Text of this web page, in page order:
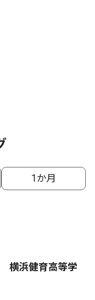
1か月
横浜健育高等学